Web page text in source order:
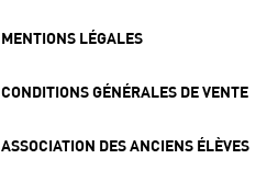
MENTIONS LÉGALES
CONDITIONS GÉNÉRALES DE VENTE
ASSOCIATION DES ANCIENS ÉLÈVES